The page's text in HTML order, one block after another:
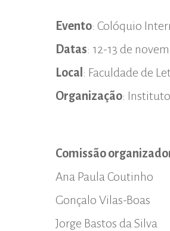
Evento: Colóquio
Datas: 12-13 de
Local : Faculdade de
Organização:
Comissão
Ana Paula Coutinho
Gonçalo Vilas-Boas
Jorge Bastos da Silva